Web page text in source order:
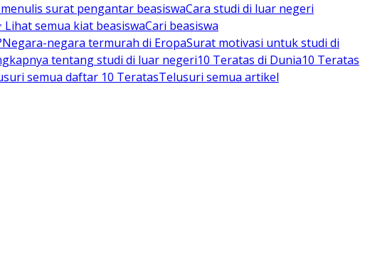
surat pengantar beasiswaCara studi di luar negeri
Lihat semua kiat beasiswaCari beasiswa
Negara-negara termurah di EropaSurat motivasi untuk studi di
tentang studi di luar negeri10 Teratas di Dunia10 Teratas
semua daftar 10 TeratasTelusuri semua artikel